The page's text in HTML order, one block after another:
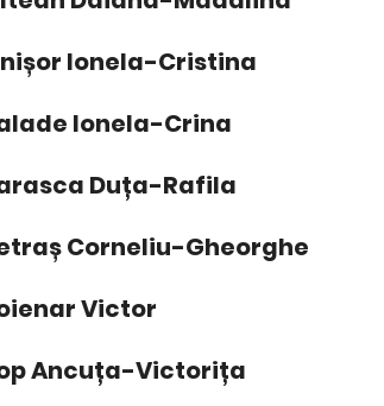
Ionela-Cristina
Ionela-Crina
Duța-Rafila
Corneliu-Gheorghe
Victor
Ancuța-Victorița